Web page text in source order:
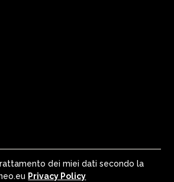
dei miei dati secondo la
Privacy Policy